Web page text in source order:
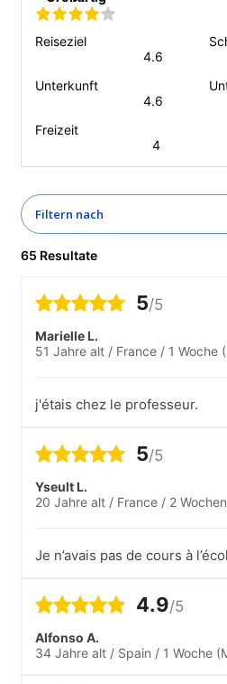
Reiseziel
4.6
Unterkunft
4.6
Freizeit
4
Filtern nach
65 Resultate
5/5
Marielle L.
51 Jahre alt / France / 1 Woche
j'étais chez le professeur.
5/5
Yseult L.
20 Jahre alt / France / 2 Wochen
Je n’avais pas de cours à
mon hôte chez elle.
4.9/5
Alfonso A.
34 Jahre alt / Spain / 1 Woche